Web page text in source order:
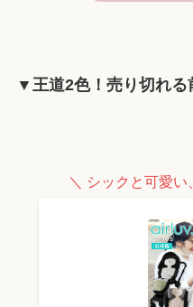
▼王道2色！売り切れる
＼ シックと可愛